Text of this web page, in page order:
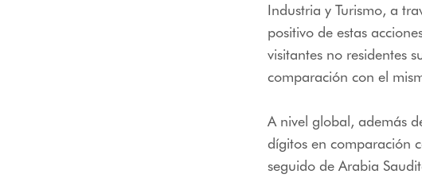
Industria y Turismo, a
positivo de estas
visitantes no residentes
comparación con el
A nivel global, además
dígitos en comparación
seguido de Arabia